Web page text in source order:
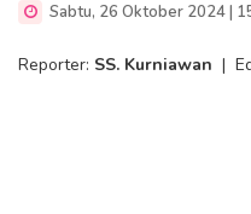
Sabtu, 26 Oktober 2024 |
Reporter: SS. Kurniawan |